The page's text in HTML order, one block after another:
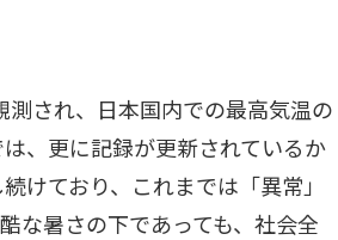
され、日本国内での最高気温の
、更に記録が更新されているか
けており、これまでは「異常」
な暑さの下であっても、社会全